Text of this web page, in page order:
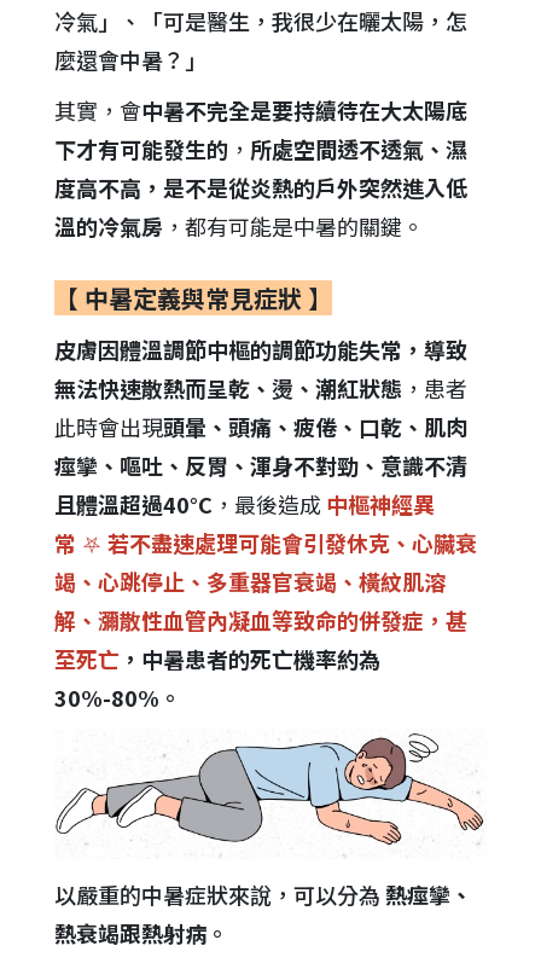
冷氣」、「可是醫生，我很少在曬太陽，怎
麼還會中暑？」
其實，會中暑不完全是要持續待在大太陽底
下才有可能發生的 ， 所處空間透不透氣、濕
度高不高，是不是從炎熱的戶外突然進入低
溫的冷氣房 ，都有可能是中暑的關鍵。
【 中暑定義與常見症狀 】
皮膚因體溫調節中樞的調節功能失常，導致
無法快速散熱而呈乾、燙、潮紅狀態 ，患者
此時會出現頭暈、頭痛、疲倦、口乾、肌肉
痙攣、嘔吐、反胃、渾身不對勁、意識不清
且體溫超過40°C ，最後造成 中樞神經異
常 ⛧ 若不盡速處理可能會引發休克、心臟衰
竭、心跳停止、多重器官衰竭、橫紋肌溶
解、瀰散性血管內凝血等致命的併發症，甚
至死亡 ，中暑患者的死亡機率約為
30%-80%。
以嚴重的中暑症狀來說，可以分為 熱痙攣、
熱衰竭跟熱射病 。